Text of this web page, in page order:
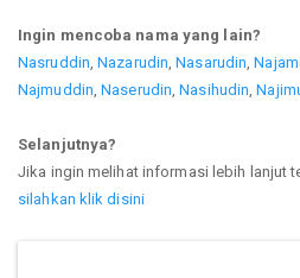
Ingin mencoba nama yang lain?
Nasruddin ,Nazarudin ,Nasarudin ,
Najmuddin ,Naserudin ,Nasihudin ,
Selanjutnya?
Jika ingin melihat informasi lebih lanjut
silahkan klik disini